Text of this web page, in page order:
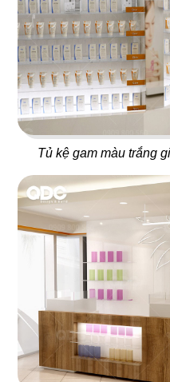
Tủ kệ gam màu trắng
BBQ & Hotpot
11
YUMMY BABOON
Gà rán
MARINA
Coffee